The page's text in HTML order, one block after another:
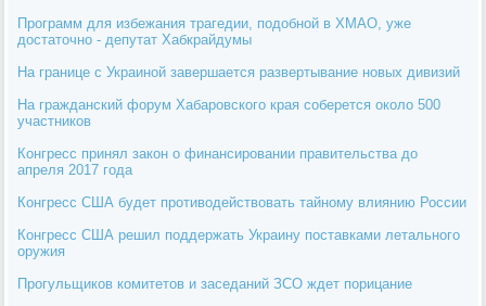
Программ для избежания трагедии, подобной в ХМАО, уже
достаточно - депутат Хабкрайдумы
На границе с Украиной завершается развертывание новых дивизий
На гражданский форум Хабаровского края соберется около 500
участников
Конгресс принял закон о финансировании правительства до
апреля 2017 года
Конгресс США будет противодействовать тайному влиянию России
Конгресс США решил поддержать Украину поставками летального
оружия
Прогульщиков комитетов и заседаний ЗСО ждет порицание